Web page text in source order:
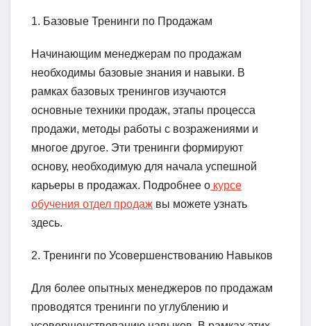
1. Базовые Тренинги по Продажам
Начинающим менеджерам по продажам
необходимы базовые знания и навыки. В
рамках базовых тренингов изучаются
основные техники продаж, этапы процесса
продажи, методы работы с возражениями и
многое другое. Эти тренинги формируют
основу, необходимую для начала успешной
карьеры в продажах. Подробнее о курсе
обучения отдел продаж вы можете узнать
здесь.
2. Тренинги по Усовершенствованию Навыков
Для более опытных менеджеров по продажам
проводятся тренинги по углублению и